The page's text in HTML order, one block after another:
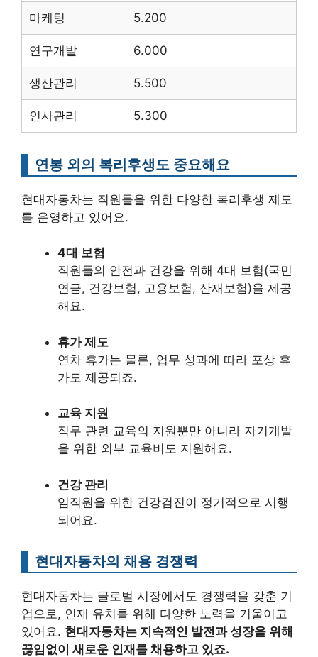
마케팅 5.200
연구개발 6.000
생산관리 5.500
인사관리 5.300
연봉 외의 복리후생도 중요해요
현대자동차는 직원들을 위한 다양한 복리후생 제도
를 운영하고 있어요.
4대 보험
직원들의 안전과 건강을 위해 4대 보험(국민
연금, 건강보험, 고용보험, 산재보험)을 제공
해요.
휴가 제도
연차 휴가는 물론, 업무 성과에 따라 포상 휴
가도 제공되죠.
교육 지원
직무 관련 교육의 지원뿐만 아니라 자기개발
을 위한 외부 교육비도 지원해요.
건강 관리
임직원을 위한 건강검진이 정기적으로 시행
되어요.
현대자동차의 채용 경쟁력
현대자동차는 글로벌 시장에서도 경쟁력을 갖춘 기
업으로, 인재 유치를 위해 다양한 노력을 기울이고
있어요. 현대자동차는 지속적인 발전과 성장을 위해
끊임없이 새로운 인재를 채용하고 있죠.